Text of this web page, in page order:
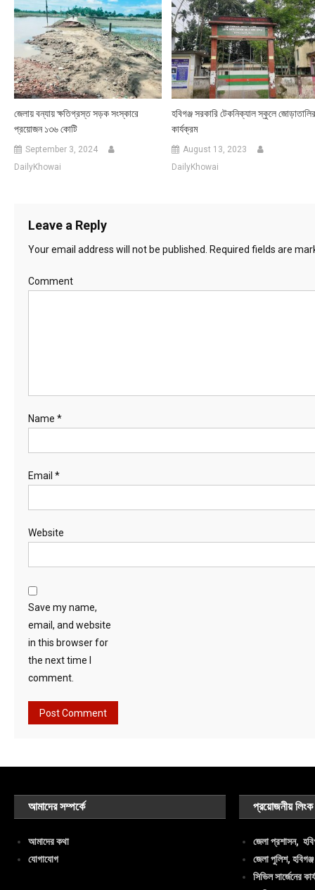
জেলায় বন্যায় ক্ষতিগ্রস্ত সড়ক সংস্কারে
প্রয়োজন ১৩৬ কোটি
September 3, 2024
DailyKhowai
হবিগঞ্জ সরকারি টেকনিক্যাল স্কুলে জোড়াতালির
কার্যক্রম
August 13, 2023
DailyKhowai
Leave a Reply
Your email address will not be published. Required fields are
Comment
Name *
Email *
Website
Save my name,
email, and website
in this browser for
the next time I
comment.
আমাদের সম্পর্কে
আমাদের কথা
যোগাযোগ
প্রয়োজনীয় লিংক
জেলা প্রশাসন,
জেলা পুলিশ, হবিগঞ্জ
সিভিল সার্জেনের